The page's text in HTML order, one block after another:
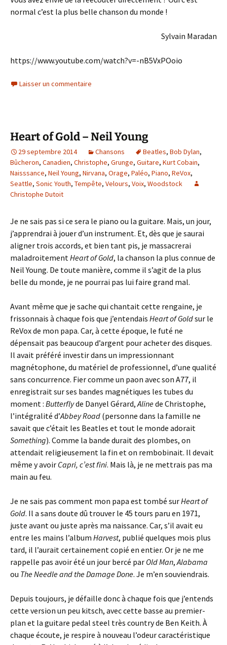
normal c’est la plus belle chanson du monde !
Sylvain Maradan
https://www.youtube.com/watch?v=-nB5VxPOoio
Laisser un commentaire
Heart of Gold – Neil Young
29 septembre 2014 Chansons Beatles, Bob Dylan,
Bûcheron, Canadien, Christophe, Grunge, Guitare, Kurt Cobain,
Naisssance, Neil Young, Nirvana, Orage, Paléo, Piano, ReVox,
Seattle, Sonic Youth, Tempête, Velours, Voix, Woodstock
Christophe Dutoit
Je ne sais pas si ce sera le piano ou la guitare. Mais, un jour,
j’apprendrai à jouer d’un instrument. Et, dès que je saurai
aligner trois accords, et bien tant pis, je massacrerai
maladroitementHeart of Gold, la chanson la plus connue de
Neil Young. De toute manière, comme il s’agit de la plus
belle du monde, je ne pourrai pas lui faire grand mal.
Avant même que je sache qui chantait cette rengaine, je
frissonnais à chaque fois que j’entendais Heart of Goldsur le
ReVox de mon papa. Car, à cette époque, le futé ne
dépensait pas beaucoup d’argent pour acheter des disques.
Il avait préféré investir dans un impressionnant
magnétophone, du matériel de professionnel, d’une qualité
sans concurrence. Fier comme un paon avec son A77, il
enregistrait sur ses bandes magnétiques les tubes du
moment : Butterflyde Danyel Gérard,Alinede Christophe,
l’intégralité d’Abbey Road (personne dans la famille ne
savait que c’était les Beatles et tout le monde adorait
Something). Comme la bande durait des plombes, on
attendait religieusement la fin et on rembobinait. Il devait
même y avoir Capri, c’est fini. Mais là, je ne mettrais pas ma
main au feu.
Je ne sais pas comment mon papa est tombé surHeart of
Gold. Il a sans doute dû trouver le 45 tours paru en 1971,
juste avant ou juste après ma naissance. Car, s’il avait eu
entre les mains l’album Harvest, publié quelques mois plus
tard, il l’aurait certainement copié en entier. Or je ne me
rappelle pas avoir été un jour bercé par Old Man,Alabama
ou The Needle and the Damage Done. Je m’en souviendrais.
Depuis toujours, je défaille donc à chaque fois que j’entends
cette version un peu kitsch, avec cette basse au premier-
plan et la guitare pedal steel très country de Ben Keith. À
chaque écoute, je respire à nouveau l’odeur caractéristique